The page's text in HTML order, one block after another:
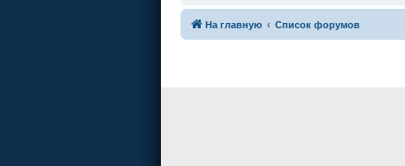
На главную Список форумов